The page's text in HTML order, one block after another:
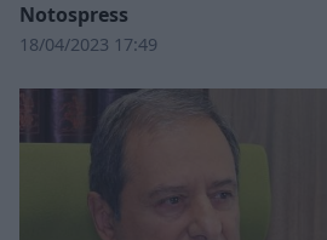
Notospress
18/04/2023 17:49